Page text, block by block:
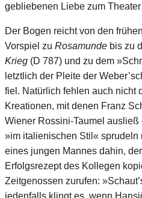
gebliebenen Liebe zum
Der Bogen reicht von den
Vorspiel zu Rosamunde bis zu
Krieg (D 787) und zu dem
letztlich der Pleite der
fiel. Natürlich fehlen auch nicht
Kreationen, mit denen Franz
Wiener Rossini-Taumel
»im italienischen Stil« sprudeln
eines jungen Mannes dahin,
Erfolgsrezept des Kollegen
Zeitgenossen zurufen:
jedenfalls klingt es, wenn